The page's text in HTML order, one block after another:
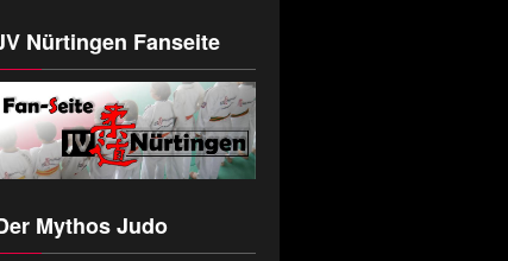
Nürtingen Fanseite
Mythos Judo